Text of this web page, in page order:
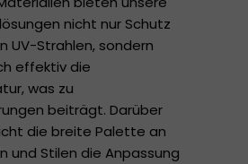
nicht nur Schutz
UV-Strahlen, sondern
effektiv die
was zu
beiträgt. Darüber
die breite Palette an
und Stilen die Anpassung